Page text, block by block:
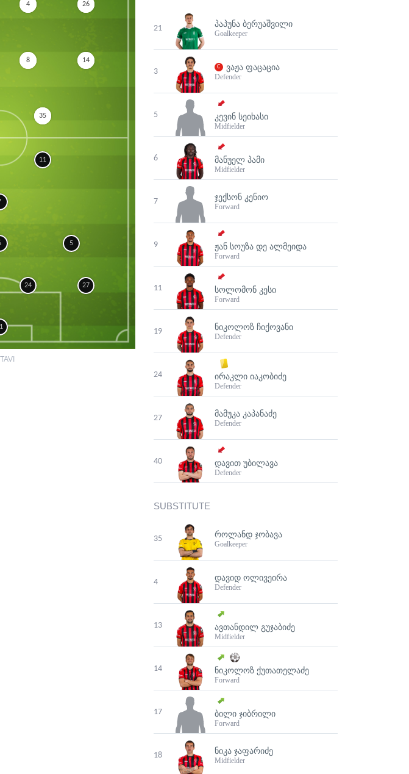
21 ᲞᲐᲞᲣᲜᲐ ᲑᲔᲠᲣᲐᲨᲕᲘᲚᲘ
Goalkeeper
3 ᲕᲐᲟᲐ ᲤᲐᲪᲐᲪᲘᲐ
Defender
5 ᲙᲔᲕᲘᲜ ᲡᲔᲘᲮᲐᲡᲘ
Midfielder
6 ᲛᲐᲜᲣᲔᲚ ᲞᲐᲛᲘ
Midfielder
7 ᲯᲔᲥᲡᲝᲜ ᲙᲔᲜᲘᲝ
Forward
9 ᲟᲐᲜ ᲡᲝᲣᲖᲐ ᲓᲔ ᲐᲚᲛᲔᲘᲓᲐ
Forward
11 ᲡᲝᲚᲝᲛᲝᲜ ᲙᲔᲡᲘ
Forward
19 ᲜᲘᲙᲝᲚᲝᲖ ᲩᲘᲥᲝᲕᲐᲜᲘ
Defender
24 ᲘᲠᲐᲙᲚᲘ ᲘᲐᲙᲝᲑᲘᲫᲔ
Defender
27 ᲛᲐᲛᲣᲙᲐ ᲙᲐᲞᲐᲜᲐᲫᲔ
Defender
40 ᲓᲐᲕᲘᲗ ᲣᲑᲘᲚᲐᲕᲐ
Defender
SUBSTITUTE
35 ᲠᲝᲚᲐᲜᲓ ᲯᲝᲑᲐᲕᲐ
Goalkeeper
4 ᲓᲐᲕᲘᲓ ᲝᲚᲘᲕᲔᲘᲠᲐ
Defender
13 ᲐᲕᲗᲐᲜᲓᲘᲚ ᲒᲣᲯᲐᲑᲘᲫᲔ
Midfielder
14 ᲜᲘᲙᲝᲚᲝᲖ ᲥᲣᲗᲐᲗᲔᲚᲐᲫᲔ
Forward
17 ᲑᲘᲚᲘ ᲯᲘᲑᲠᲘᲚᲘ
Forward
18 ᲜᲘᲙᲐ ᲯᲐᲤᲐᲠᲘᲫᲔ
Midfielder
4 26
8 14
35
27
24
5
11